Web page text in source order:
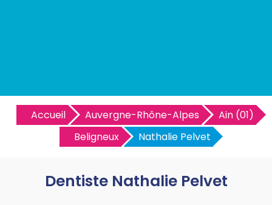
Accueil Auvergne-Rhône-Alpes
Ain (01)
Beligneux
Nathalie Pelvet
Dentiste Nathalie Pelvet